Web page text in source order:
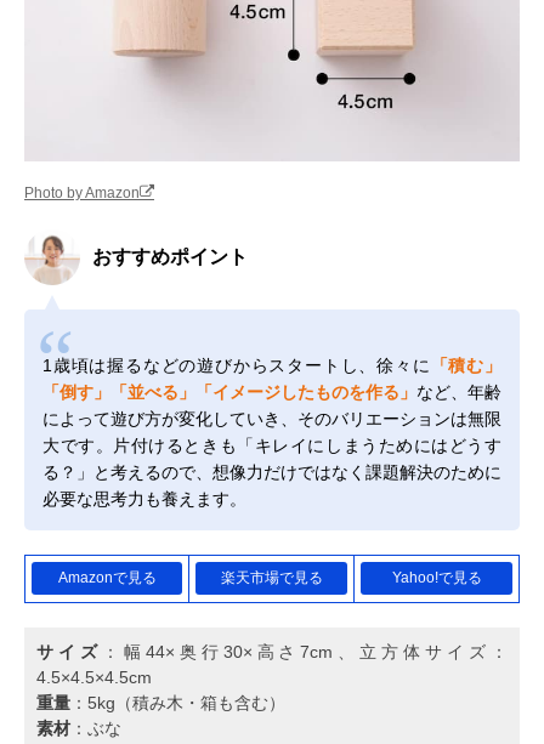
Photo by Amazon
おすすめポイント
1歳頃は握るなどの遊びからスタートし、徐々に
「積む」
「倒す」「並べる」「イメージしたものを作る」 など、年齢
によって遊び方が変化していき、そのバリエーションは無限
大です。片付けるときも「キレイにしまうためにはどうす
る？」と考えるので、想像力だけではなく課題解決のために
必要な思考力も養えます。
Amazonで見る 楽天市場で見る Yahoo!で見る
サイズ ：幅44×奥行30×高さ7cm、立方体サイズ：
4.5×4.5×4.5cm
重量 ：5kg（積み木・箱も含む）
素材 ：ぶな